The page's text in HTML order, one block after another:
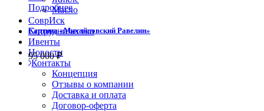
Масло
СоврИск
Сотрудничество
Ивенты
Новости
Контакты
Концепция
Отзывы о компании
Доставка и оплата
Договор-оферта
Подробнее
Картина «Михайловский Равелин»
95 000₽